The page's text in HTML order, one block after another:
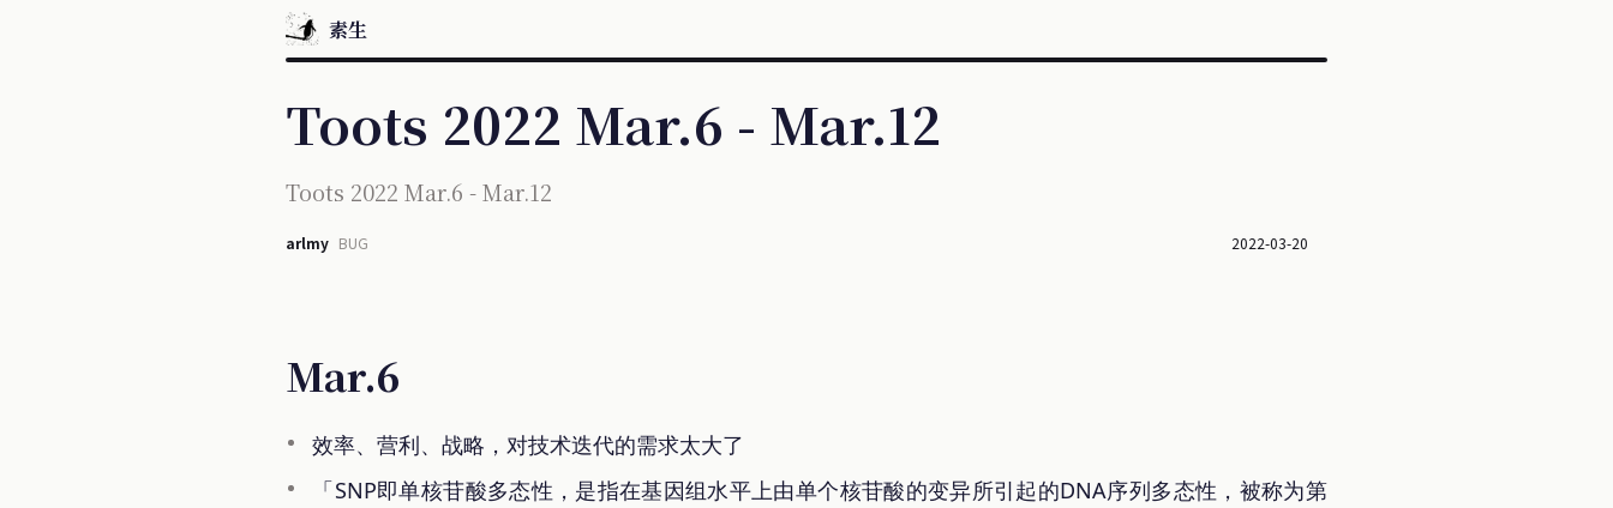
素生
Toots 2022 Mar.6 - Mar.12
Toots 2022 Mar.6 - Mar.12
arlmy BUG 2022-03-20
Mar.6
效率、营利、战略，对技术迭代的需求太大了
「SNP即单核苷酸多态性，是指在基因组水平上由单个核苷酸的变异所引起的DNA序列多态性，被称为第